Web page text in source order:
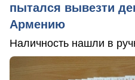
пытался вывезти
Армению
Наличность нашли в